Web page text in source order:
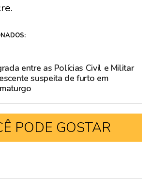
entre as Polícias Civil e Militar
suspeita de furto em
PODE GOSTAR